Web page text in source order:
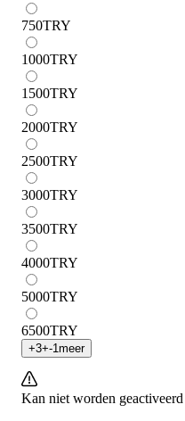
750TRY
1000TRY
1500TRY
2000TRY
2500TRY
3000TRY
3500TRY
4000TRY
5000TRY
6500TRY
+3+-1 meer
Kan niet worden